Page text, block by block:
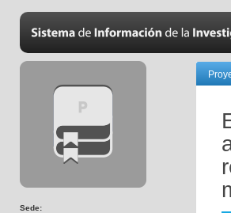
Sede: